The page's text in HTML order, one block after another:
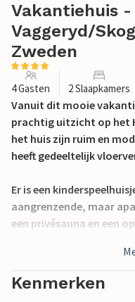
Vakantiehuis -
Vaggeryd/
Zweden
4 Gasten 2 Slaapkamers
Vanuit dit mooie
prachtig uitzicht op het
het huis zijn ruim en
heeft gedeeltelijk
Er is een
aangrenzende, maar
een privésauna en een
Naast het geweldige
vakantiehuis ook een
Kenmerken